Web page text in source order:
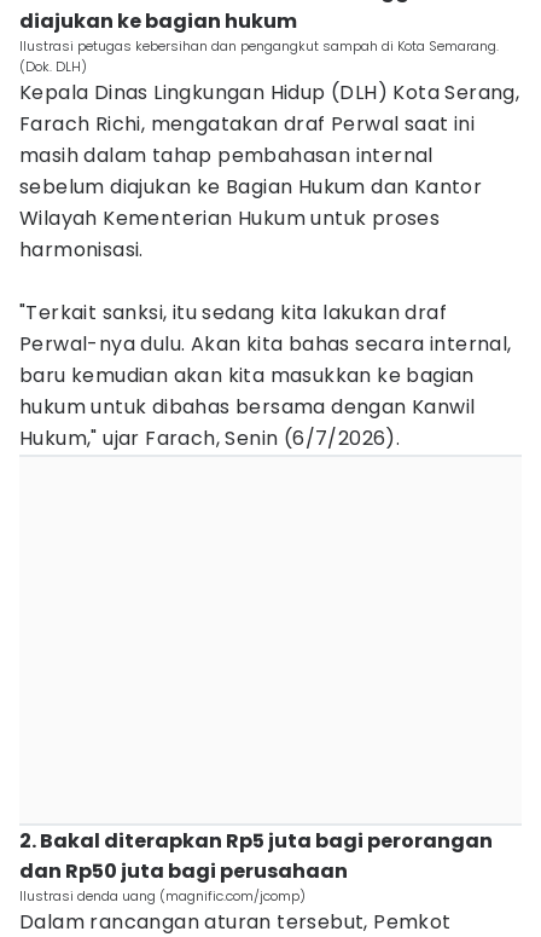
diajukan ke bagian hukum
Ilustrasi petugas kebersihan dan pengangkut sampah di Kota Semarang.
(Dok. DLH)
Kepala Dinas Lingkungan Hidup (DLH) Kota Serang,
Farach Richi, mengatakan draf Perwal saat ini
masih dalam tahap pembahasan internal
sebelum diajukan ke Bagian Hukum dan Kantor
Wilayah Kementerian Hukum untuk proses
harmonisasi.
"Terkait sanksi, itu sedang kita lakukan draf
Perwal-nya dulu. Akan kita bahas secara internal,
baru kemudian akan kita masukkan ke bagian
hukum untuk dibahas bersama dengan Kanwil
Hukum," ujar Farach, Senin (6/7/2026).
2. Bakal diterapkan Rp5 juta bagi perorangan
dan Rp50 juta bagi perusahaan
Ilustrasi denda uang (magnific.com/jcomp)
Dalam rancangan aturan tersebut, Pemkot